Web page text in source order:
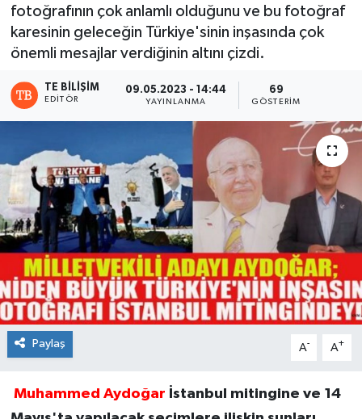
fotoğrafının çok anlamlı olduğunu ve bu fotoğraf
karesinin geleceğin Türkiye'sinin inşasında çok
önemli mesajlar verdiğinin altını çizdi.
TE BILIŞIM
EDITÖR
09.05.2023 - 14:44
YAYINLANMA
69
GÖSTERIM
Paylaş A- A+
Muhammed Aydoğar İstanbul mitingine ve 14